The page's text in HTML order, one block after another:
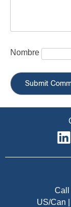
Nombre
Call
US/Can